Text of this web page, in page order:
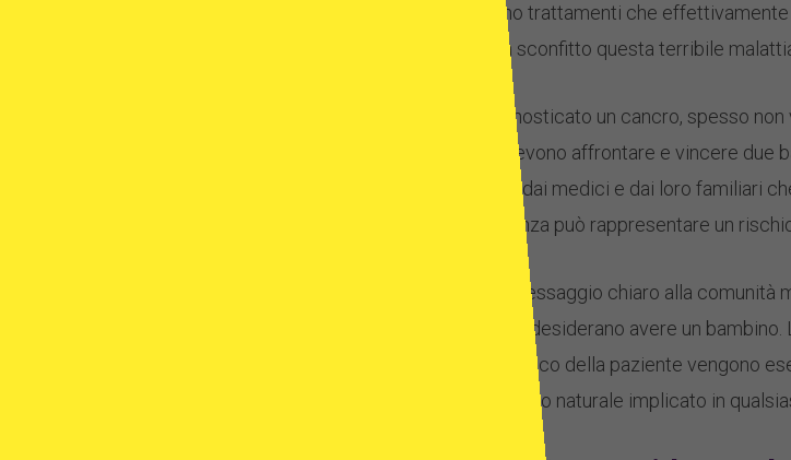
diagnosticato il cancro, ma ci sono trattamenti che
malati di cancro sotto i 50 anni ha sconfitto questa terribile
Quando a una paziente viene diagnosticato un cancro, spesso
madre in futuro. Queste pazienti devono affrontare e vincere
l’altra contro tutti gli ostacoli posti dai medici e dai loro familiari
diventare madre perché la gravidanza può rappresentare un rischio
Institut Marquès vuole inviare un messaggio chiaro alla comunità
donne con una storia di cancro che desiderano avere un
che se la valutazione e l’esame medico della paziente vengono
rischio che è semplicemente il rischio naturale implicato in